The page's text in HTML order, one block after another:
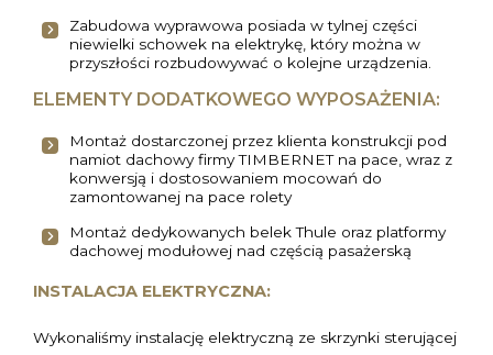
Zabudowa wyprawowa posiada w tylnej części
niewielki schowek na elektrykę, który można w
przyszłości rozbudowywać o kolejne urządzenia.
ELEMENTY DODATKOWEGO WYPOSAŻENIA:
Montaż dostarczonej przez klienta konstrukcji pod
namiot dachowy firmy TIMBERNET na pace, wraz z
konwersją i dostosowaniem mocowań do
zamontowanej na pace rolety
Montaż dedykowanych belek Thule oraz platformy
dachowej modułowej nad częścią pasażerską
INSTALACJA ELEKTRYCZNA:
Wykonaliśmy instalację elektryczną ze skrzynki sterującej